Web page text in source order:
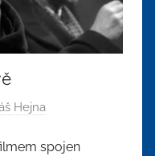
Hejna
spojen